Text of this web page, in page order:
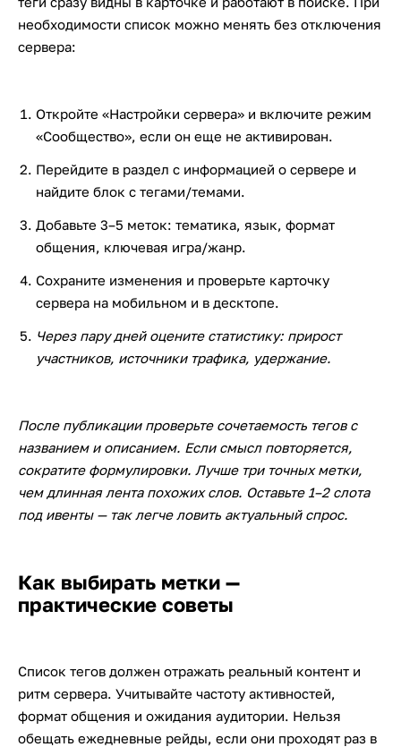
необходимости список можно менять без отключения
сервера:
Откройте «Настройки сервера» и включите режим
«Сообщество», если он еще не активирован.
Перейдите в раздел с информацией о сервере и
найдите блок с тегами/темами.
Добавьте 3–5 меток: тематика, язык, формат
общения, ключевая игра/жанр.
Сохраните изменения и проверьте карточку
сервера на мобильном и в десктопе.
Через пару дней оцените статистику: прирост
участников, источники трафика, удержание.
После публикации проверьте сочетаемость тегов с
названием и описанием. Если смысл повторяется,
сократите формулировки. Лучше три точных метки,
чем длинная лента похожих слов. Оставьте 1–2 слота
под ивенты — так легче ловить актуальный спрос.
Как выбирать метки —
практические советы
Список тегов должен отражать реальный контент и
ритм сервера. Учитывайте частоту активностей,
формат общения и ожидания аудитории. Нельзя
обещать ежедневные рейды, если они проходят раз в